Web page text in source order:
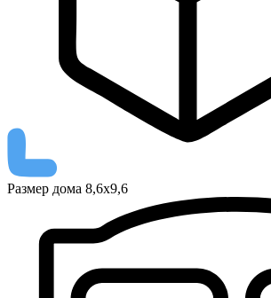
Размер дома 8,6x9,6